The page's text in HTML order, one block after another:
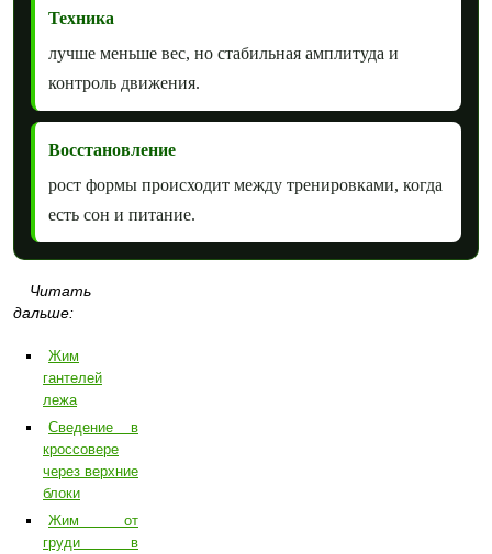
Техника
лучше меньше вес, но стабильная амплитуда и
контроль движения.
Восстановление
рост формы происходит между тренировками, когда
есть сон и питание.
Читать
дальше:
Жим
гантелей
лежа
Сведение в
кроссовере
через верхние
блоки
Жим от
груди в